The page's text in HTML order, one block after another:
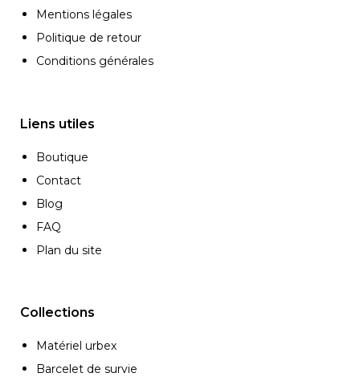
Mentions légales
Politique de retour
Conditions générales
Liens utiles
Boutique
Contact
Blog
FAQ
Plan du site
Collections
Matériel urbex
Barcelet de survie